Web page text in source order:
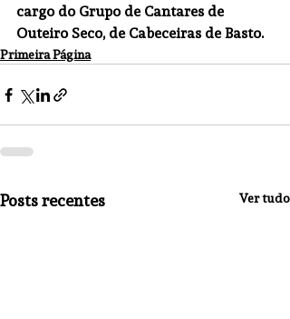
cargo do Grupo de Cantares de
Outeiro Seco, de Cabeceiras de Basto.
Primeira Página
Posts recentes Ver tudo